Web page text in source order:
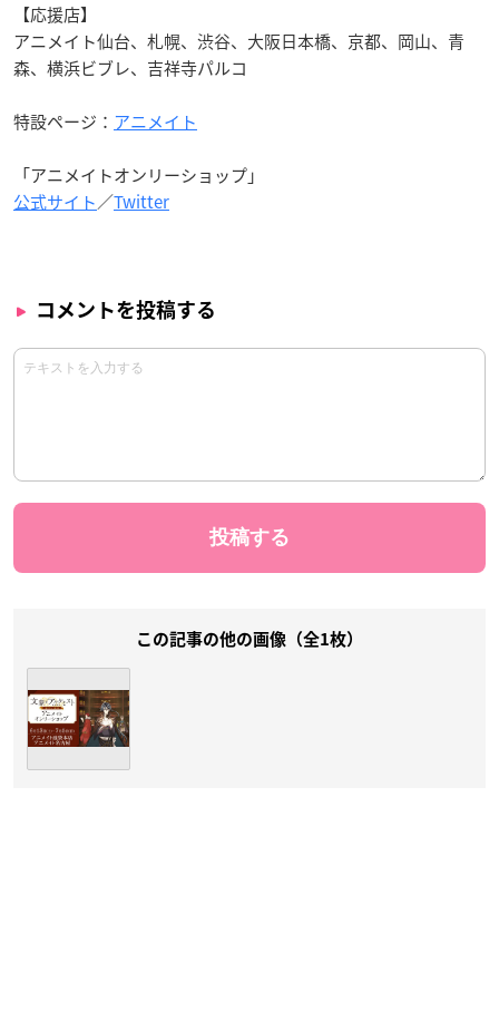
【応援店】
アニメイト仙台、札幌、渋谷、大阪日本橋、京都、岡山、青
森、横浜ビブレ、吉祥寺パルコ
特設ページ： アニメイト
「アニメイトオンリーショップ」
公式サイト／Twitter
コメントを投稿する
この記事の他の画像（全1枚）